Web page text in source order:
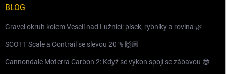
BLOG
Gravel okruh kolem Veselí nad Lužnicí: písek, rybníky a rovina 🌿
SCOTT Scale a Contrail se slevou 20 % 🙌🏼
Cannondale Moterra Carbon 2: Když se výkon spojí se zábavou 😎